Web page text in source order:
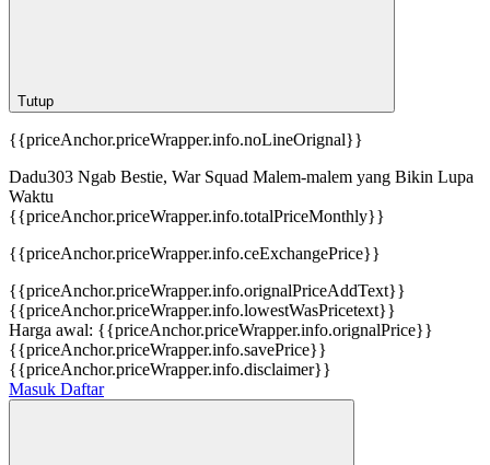
Tutup
{{priceAnchor.priceWrapper.info.noLineOrignal}}
Dadu303 Ngab Bestie, War Squad Malem-malem yang Bikin Lupa
Waktu
{{priceAnchor.priceWrapper.info.totalPriceMonthly}}
{{priceAnchor.priceWrapper.info.ceExchangePrice}}
{{priceAnchor.priceWrapper.info.orignalPriceAddText}}
{{priceAnchor.priceWrapper.info.lowestWasPricetext}}
Harga awal: {{priceAnchor.priceWrapper.info.orignalPrice}}
{{priceAnchor.priceWrapper.info.savePrice}}
{{priceAnchor.priceWrapper.info.disclaimer}}
Masuk Daftar